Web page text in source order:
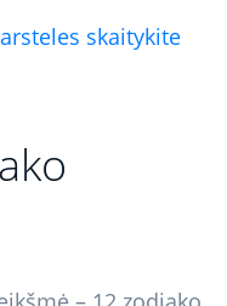
skaitykite